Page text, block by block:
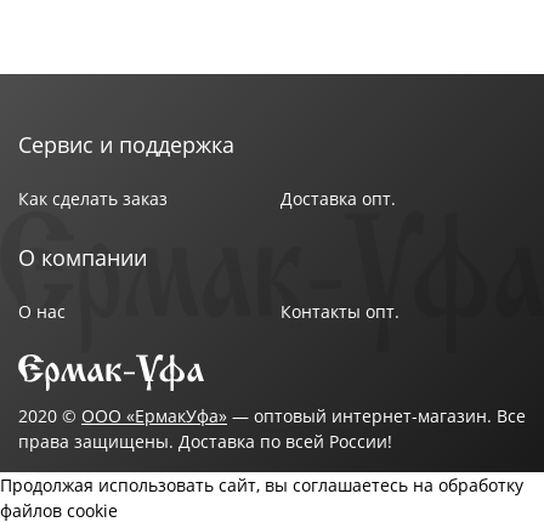
Сервис и поддержка
Как сделать заказ Доставка опт.
О компании
О нас Контакты опт.
2020 © ООО «ЕрмакУфа» — оптовый интернет-магазин. Все
права защищены. Доставка по всей России!
Продолжая использовать сайт, вы соглашаетесь на обработку
файлов cookie